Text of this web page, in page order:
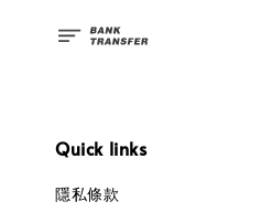
Quick links
隱私條款